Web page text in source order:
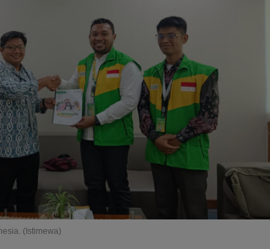
(Istimewa)